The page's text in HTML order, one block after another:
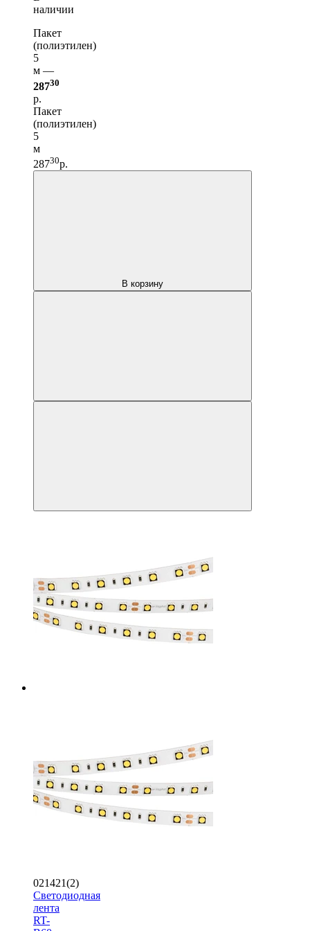
наличии
Пакет
(полиэтилен)
5
м —
28730
р.
Пакет
(полиэтилен)
5
м
28730р.
В корзину
021421(2)
Светодиодная
лента
RT-